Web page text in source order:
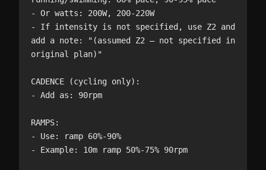
- Or watts: 200W, 200-220W
- If intensity is not specified, use Z2 and
add a note: "(assumed Z2 — not specified in
original plan)"
CADENCE (cycling only):
- Add as: 90rpm
RAMPS:
- Use: ramp 60%-90%
- Example: 10m ramp 50%-75% 90rpm